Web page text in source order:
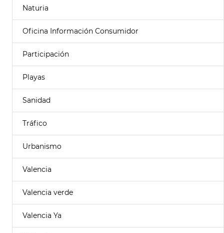
Naturia
Oficina Información Consumidor
Participación
Playas
Sanidad
Tráfico
Urbanismo
Valencia
Valencia verde
Valencia Ya